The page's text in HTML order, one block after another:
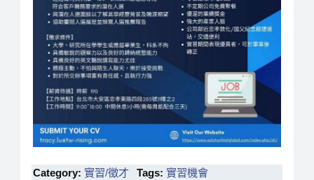
Category: 實習/徵才 Tags:實習機會